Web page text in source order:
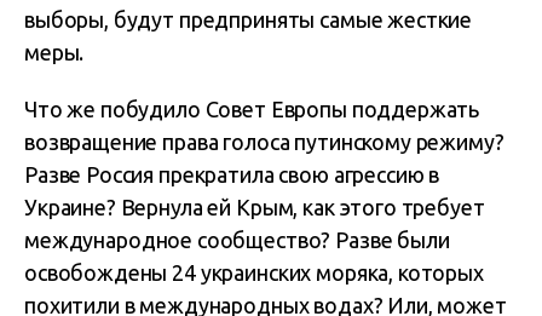
выборы, будут предприняты самые жесткие
меры.
Что же побудило Совет Европы поддержать
возвращение права голоса путинскому режиму?
Разве Россия прекратила свою агрессию в
Украине? Вернула ей Крым, как этого требует
международное сообщество? Разве были
освобождены 24 украинских моряка, которых
похитили в международных водах? Или, может